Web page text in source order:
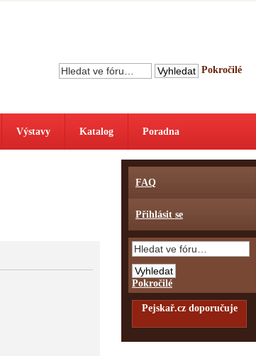
Pokročilé
Výstavy Katalog Poradna
FAQ
Přihlásit se
Pokročilé
Pejskař.cz doporučuje